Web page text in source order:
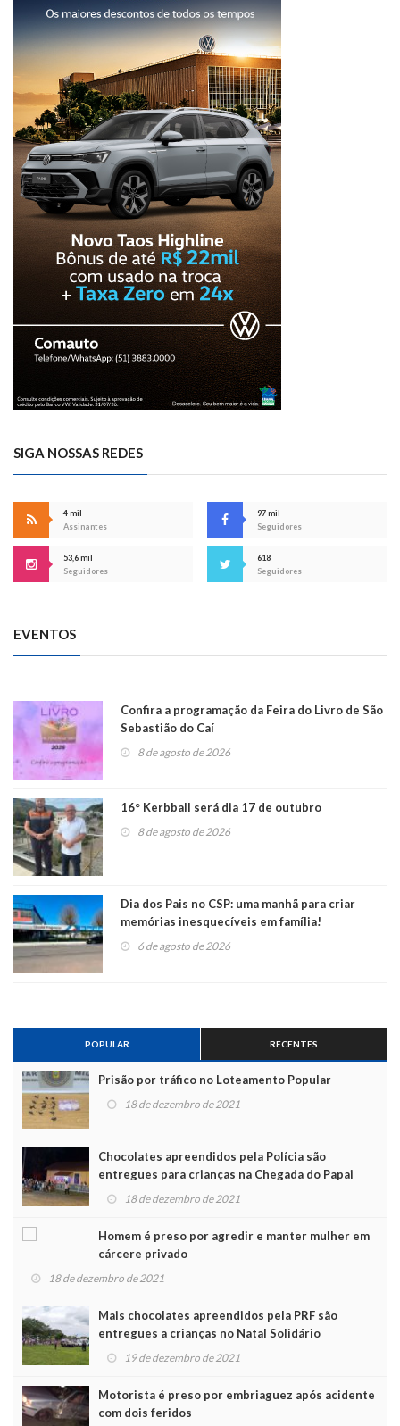
SIGA NOSSAS REDES
4 mil
Assinantes
97 mil
Seguidores
53,6 mil
Seguidores
618
Seguidores
EVENTOS
Confira a programação da Feira do Livro de São
Sebastião do Caí
8 de agosto de 2026
16° Kerbball será dia 17 de outubro
8 de agosto de 2026
Dia dos Pais no CSP: uma manhã para criar
memórias inesquecíveis em família!
6 de agosto de 2026
POPULAR RECENTES
Prisão por tráfico no Loteamento Popular
18 de dezembro de 2021
Chocolates apreendidos pela Polícia são
entregues para crianças na Chegada do Papai
Noel 18 de dezembro de 2021
Homem é preso por agredir e manter mulher em
cárcere privado
18 de dezembro de 2021
Mais chocolates apreendidos pela PRF são
entregues a crianças no Natal Solidário
19 de dezembro de 2021
Motorista é preso por embriaguez após acidente
com dois feridos